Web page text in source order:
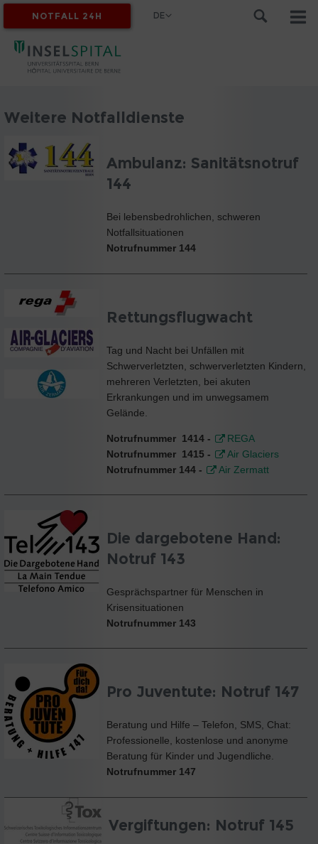
MYINSEL
NOTFALL 24H DE
Weitere Notfalldienste
Ambulanz: Sanitätsnotruf
144
Bei lebensbedrohlichen, schweren
Notfallsituationen
Notrufnummer 144
Rettungsflugwacht
Tag und Nacht bei Unfällen mit
Schwerverletzten, schwerverletzten Kindern,
mehreren Verletzten, bei akuten
Erkrankungen und im unwegsamem
Gelände.
Notrufnummer 1414 -
REGA
Notrufnummer 1415 -
Air Glaciers
Notrufnummer 144 - Air Zermatt
Die dargebotene Hand:
Notruf 143
Gesprächspartner für Menschen in
Krisensituationen
Notrufnummer 143
Pro Juventute: Notruf 147
Beratung und Hilfe – Telefon, SMS, Chat:
Professionelle, kostenlose und anonyme
Beratung für Kinder und Jugendliche.
Notrufnummer 147
Vergiftungen: Notruf 145